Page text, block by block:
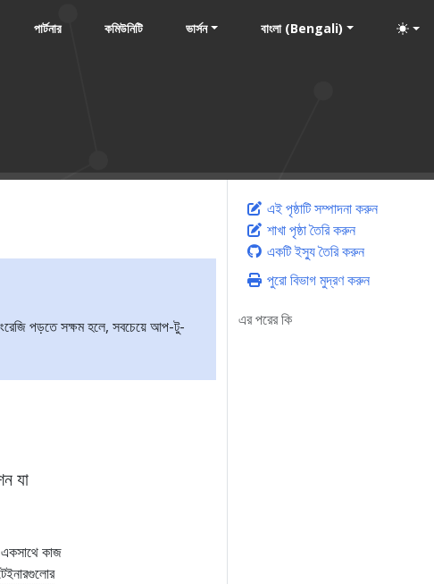
পার্টনার কমিউনিটি ভার্সন বাংলা (Bengali)
এই পৃষ্ঠাটি সম্পাদনা করুন
শাখা পৃষ্ঠা তৈরি করুন
একটি ইস্যু তৈরি করুন
পুরো বিভাগ মুদ্রণ করুন
এর পরের কি
পড়তে সক্ষম হলে, সবচেয়ে আপ-টু-
যা
কাজ